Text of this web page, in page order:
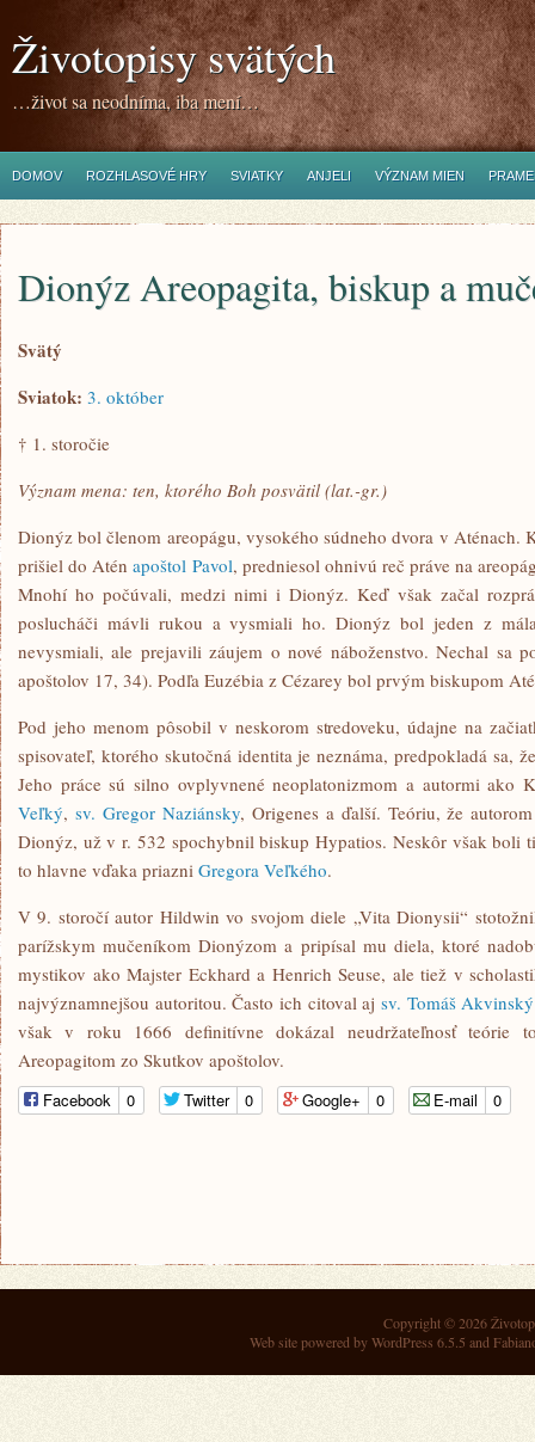
Životopisy svätých
…život sa neodníma, iba mení…
DOMOV ROZHLASOVÉ HRY SVIATKY ANJELI VÝZNAM MIEN
Dionýz Areopagita, biskup a
Svätý
Sviatok: 3. október
† 1. storočie
Význam mena: ten, ktorého Boh posvätil (lat.-gr.)
Dionýz bol členom areopágu, vysokého súdneho dvora v Aténach.
prišiel do Aténapoštol Pavol, predniesol ohnivú reč práve na
Mnohí ho počúvali, medzi nimi i Dionýz. Keď však začal
poslucháči mávli rukou a vysmiali ho. Dionýz bol jeden z
nevysmiali, ale prejavili záujem o nové náboženstvo. Nechal sa
apoštolov 17, 34). Podľa Euzébia z Cézarey bol prvým biskupom
Pod jeho menom pôsobil v neskorom stredoveku, údajne na
spisovateľ, ktorého skutočná identita je neznáma, predpokladá sa,
Jeho práce sú silno ovplyvnené neoplatonizmom a autormi ako
Veľký, sv. Gregor Naziánsky, Origenes a ďalší. Teóriu, že
Dionýz, už v r. 532 spochybnil biskup Hypatios. Neskôr však boli
to hlavne vďaka priazni Gregora Veľkého.
V 9. storočí autor Hildwin vo svojom diele „Vita Dionysii“
parížskym mučeníkom Dionýzom a pripísal mu diela, ktoré
mystikov ako Majster Eckhard a Henrich Seuse, ale tiež v
najvýznamnejšou autoritou. Často ich citoval aj sv. Tomáš Akvinský
však v roku 1666 definitívne dokázal neudržateľnosť teórie
Areopagitom zo Skutkov apoštolov.
Facebook 0 Twitter 0 Google+ 0 E-mail 0
Copyright © 2026
Web site powered byWordPress 6.5.5 and